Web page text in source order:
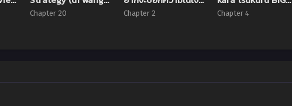
gong lue) ตอนที่ 1-
Chapter 20
ตอนที่ 1-2 ซับไทย
Chapter 2
BANG ตอนที่ 1-4 ซับ
Chapter 4